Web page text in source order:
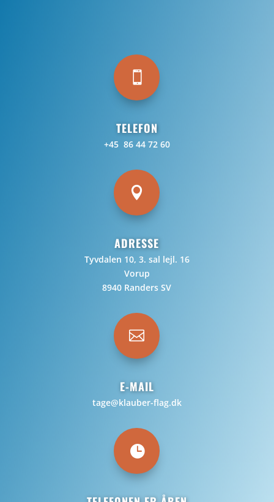

TELEFON
+45 86 44 72 60

ADRESSE
Tyvdalen 10, 3. sal lejl. 16
Vorup
8940 Randers SV

E-MAIL
tage@klauber-flag.dk
